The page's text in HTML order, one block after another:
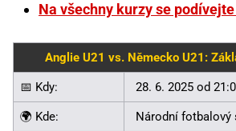
Na všechny kurzy se podívejte
Anglie U21 vs. Německo U21:
📅 Kdy: 28. 6. 2025 od
🌍 Kde: Národní fotbalový